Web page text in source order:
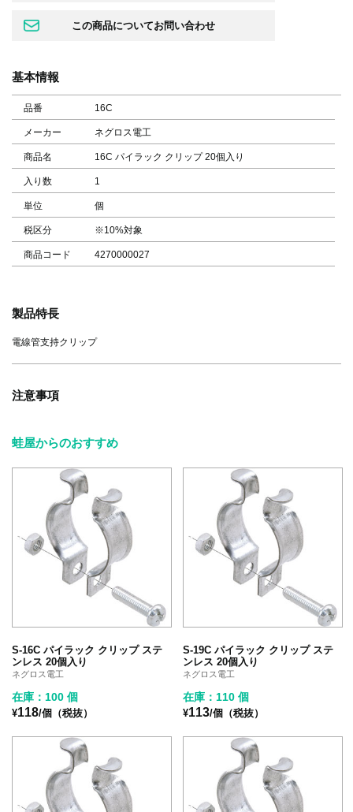
基本情報
品番 16C
メーカー ネグロス電工
商品名 16C パイラック クリップ 20個入り
入り数 1
単位 個
税区分 ※10%対象
商品コード 4270000027
製品特長
電線管支持クリップ
注意事項
蛙屋からのおすすめ
S-16C パイラック クリップ ステ
ンレス 20個入り
ネグロス電工
在庫：100 個
¥118/個（税抜）
S-19C パイラック クリップ ステ
ンレス 20個入り
ネグロス電工
在庫：110 個
¥113/個（税抜）